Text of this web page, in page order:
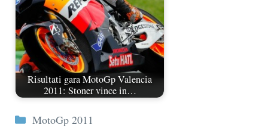
Risultati gara MotoGp Valencia
2011: Stoner vince in…
Categorie
MotoGp 2011